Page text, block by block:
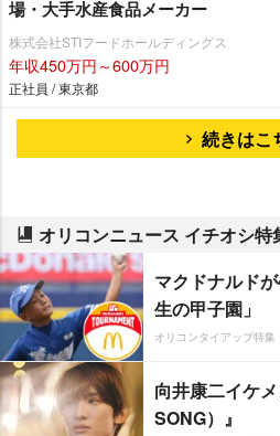
場・大手水産食品メーカー
株式会社STIフードホールディングス
年収450万円～600万円
正社員 / 東京都
続きはこ
オリコンニュース イチオシ特
マクドナルド
生の甲子園」
オリコンタイアップ特集
向井康二イケ
SONG）』